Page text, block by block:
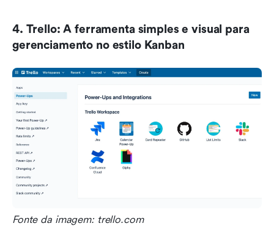
4. Trello: A ferramenta simples e visual para
gerenciamento no estilo Kanban
Fonte da imagem: trello.com